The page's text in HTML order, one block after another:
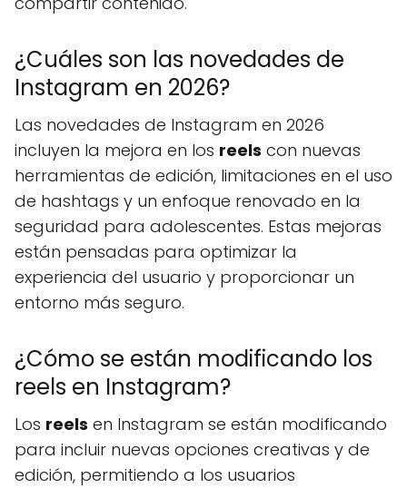
¿Cuáles son las novedades de
Instagram en 2026?
Las novedades de Instagram en 2026
incluyen la mejora en los reels con nuevas
herramientas de edición, limitaciones en el uso
de hashtags y un enfoque renovado en la
seguridad para adolescentes. Estas mejoras
están pensadas para optimizar la
experiencia del usuario y proporcionar un
entorno más seguro.
¿Cómo se están modificando los
reels en Instagram?
Los reels en Instagram se están modificando
para incluir nuevas opciones creativas y de
edición, permitiendo a los usuarios